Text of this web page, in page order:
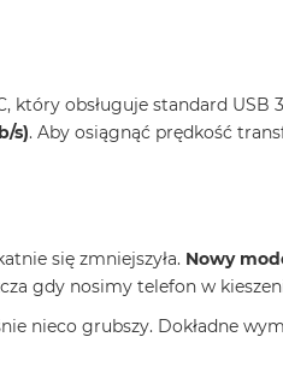
który obsługuje standard USB
s). Aby osiągnąć prędkość
się zmniejszyła. Nowy
gdy nosimy telefon w
nieco grubszy. Dokładne